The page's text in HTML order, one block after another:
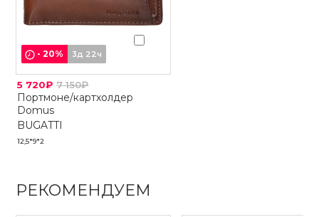
-20% 3д 22ч
5 720₽ 7 150₽
Портмоне/картхолдер
Domus
BUGATTI
12,5*9*2
РЕКОМЕНДУЕМ